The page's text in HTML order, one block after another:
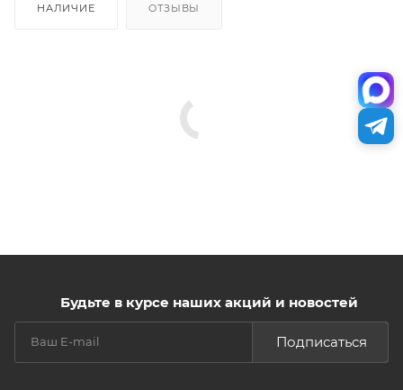
НАЛИЧИЕ ОТЗЫВЫ
Будьте в курсе наших акций и новостей
Подписаться